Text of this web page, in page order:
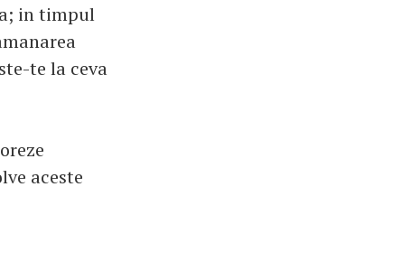
in timpul
te la ceva
aceste